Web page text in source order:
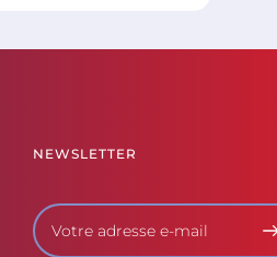
NEWSLETTER